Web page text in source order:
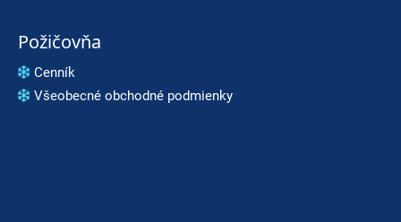
Požičovňa
Cenník
Všeobecné obchodné podmienky